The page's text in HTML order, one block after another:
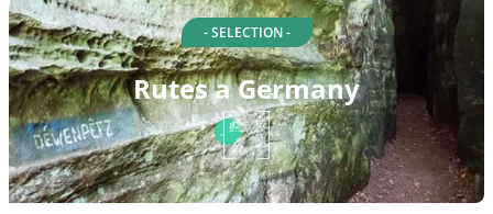
- SELECTION -
Rutes a Germany